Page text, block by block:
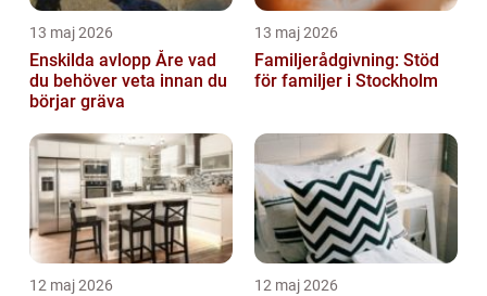
13 maj 2026
Enskilda avlopp Åre vad
du behöver veta innan du
börjar gräva
13 maj 2026
Familjerådgivning: Stöd
för familjer i Stockholm
12 maj 2026 12 maj 2026